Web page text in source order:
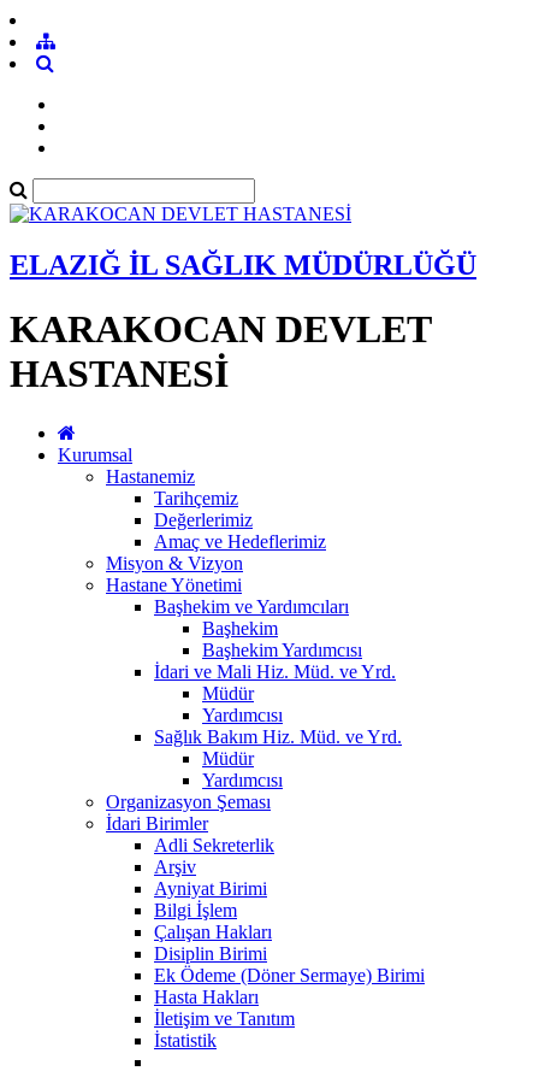
ELAZIĞ İL SAĞLIK MÜDÜRLÜĞÜ
KARAKOCAN DEVLET
HASTANESİ
Kurumsal
Hastanemiz
Tarihçemiz
Değerlerimiz
Amaç ve Hedeflerimiz
Misyon & Vizyon
Hastane Yönetimi
Başhekim ve Yardımcıları
Başhekim
Başhekim Yardımcısı
İdari ve Mali Hiz. Müd. ve Yrd.
Müdür
Yardımcısı
Sağlık Bakım Hiz. Müd. ve Yrd.
Müdür
Yardımcısı
Organizasyon Şeması
İdari Birimler
Adli Sekreterlik
Arşiv
Ayniyat Birimi
Bilgi İşlem
Çalışan Hakları
Disiplin Birimi
Ek Ödeme (Döner Sermaye) Birimi
Hasta Hakları
İletişim ve Tanıtım
İstatistik